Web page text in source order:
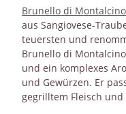
Brunello di Montalcino
aus Sangiovese-
teuersten und
Brunello di
und ein komplexes
und Gewürzen. Er
gegrilltem Fleisch